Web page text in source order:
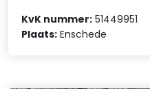
KvK nummer: 51449951
Plaats: Enschede